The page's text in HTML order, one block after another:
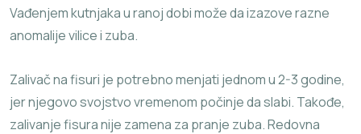
Vađenjem kutnjaka u ranoj dobi može da izazove razne
anomalije vilice i zuba.
Zalivač na fisuri je potrebno menjati jednom u 2-3 godine,
jer njegovo svojstvo vremenom počinje da slabi. Takođe,
zalivanje fisura nije zamena za pranje zuba. Redovna